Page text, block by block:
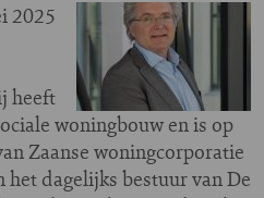
2025
heeft
woningbouw en is op
Zaanse woningcorporatie
dagelijks bestuur van De